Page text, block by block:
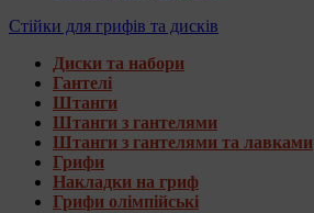
Стійки для грифів та дисків
Диски та набори
Гантелі
Штанги
Штанги з гантелями
Штанги з гантелями та лавками
Грифи
Накладки на гриф
Грифи олімпійські